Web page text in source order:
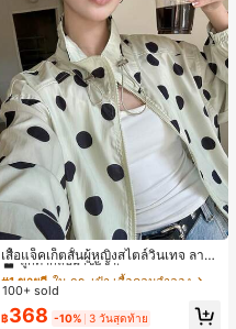
เสื้อแจ็คเก็ตสั้นผู้หญิงสไตล์วินเทจ ลายจุ
ดขนาดใหญ่ คอตั้ง เอวเข้ารูป แขนพอง
ทรงหลวม แฟชั่นอเนกประสงค์ สำหรับใ
ส่ประจำวันและไปเที่ยวพักผ่อน
#1 ขายดี
ใน กระเป๋า เสื้อคลุมลำลอง
ลูกค้ากลับมาซื้อซ้ำ!
#1 ขายดี ใน กระเป๋า เสื้อคลุมลำลอง
ลูกค้ากลับมาซื้อซ้ำ!
#1 ขายดี ใน กระเป๋า เสื้อคลุมลำลอง
ลูกค้ากลับมาซื้อซ้ำ!
#1 ขายดี
ใน กระเป๋า เสื้อคลุมลำลอง
100+ sold
฿368 -10% 3 วันสุดท้าย